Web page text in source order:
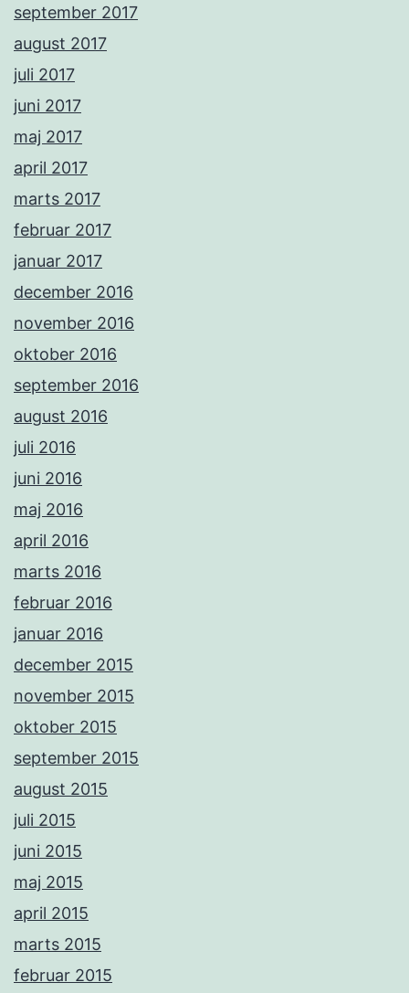
september 2017
august 2017
juli 2017
juni 2017
maj 2017
april 2017
marts 2017
februar 2017
januar 2017
december 2016
november 2016
oktober 2016
september 2016
august 2016
juli 2016
juni 2016
maj 2016
april 2016
marts 2016
februar 2016
januar 2016
december 2015
november 2015
oktober 2015
september 2015
august 2015
juli 2015
juni 2015
maj 2015
april 2015
marts 2015
februar 2015